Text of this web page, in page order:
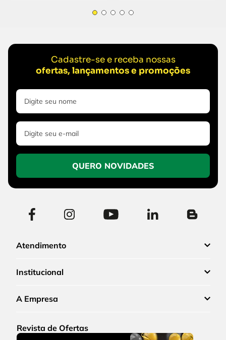
Cadastre-se e receba nossas
ofertas, lançamentos e promoções
QUERO NOVIDADES
Atendimento
Institucional
A Empresa
Revista de Ofertas